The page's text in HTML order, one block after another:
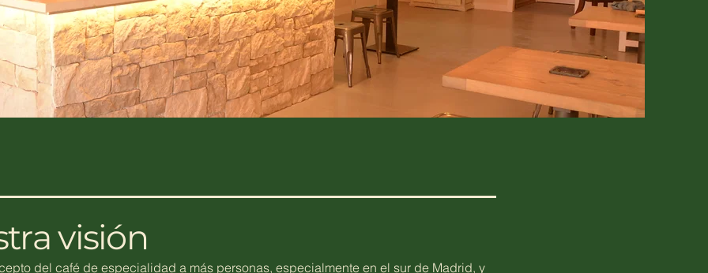
visión
del café de especialidad a más personas, especialmente en el sur de Madrid, y